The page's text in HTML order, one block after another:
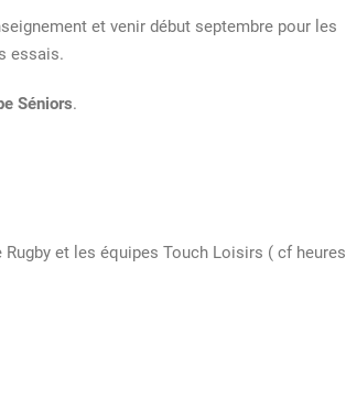
et venir début septembre pour les
essais.
Séniors.
et les équipes Touch Loisirs ( cf heures